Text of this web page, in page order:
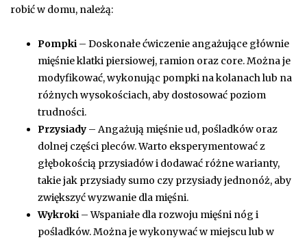
robić w domu, należą:
Pompki – Doskonałe ćwiczenie angażujące głównie
mięśnie klatki piersiowej, ramion oraz core. Można je
modyfikować, wykonując pompki na kolanach lub na
różnych wysokościach, aby dostosować poziom
trudności.
Przysiady – Angażują mięśnie ud, pośladków oraz
dolnej części pleców. Warto eksperymentować z
głębokością przysiadów i dodawać różne warianty,
takie jak przysiady sumo czy przysiady jednonóż, aby
zwiększyć wyzwanie dla mięśni.
Wykroki – Wspaniałe dla rozwoju mięśni nóg i
pośladków. Można je wykonywać w miejscu lub w